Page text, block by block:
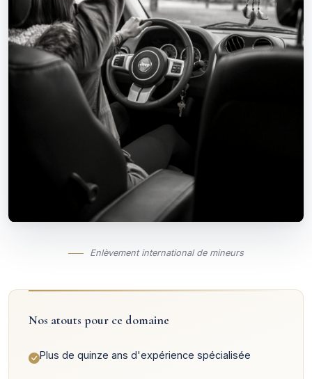
Enlèvement international de mineurs
Nos atouts pour ce domaine
Plus de quinze ans d'expérience spécialisée